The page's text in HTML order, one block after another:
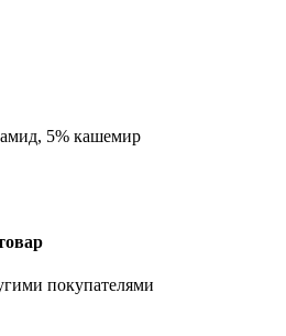
5% кашемир
покупателями